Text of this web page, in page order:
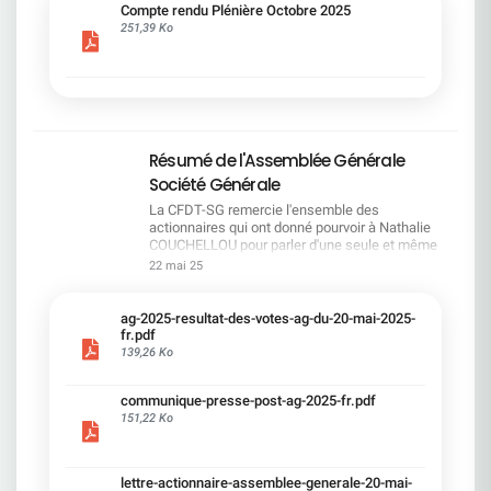
cadre du dialogue social.Bonne lecture !
Compte rendu Plénière Octobre 2025
251,39 Ko
Résumé de l'Assemblée Générale
Société Générale
La CFDT-SG remercie l'ensemble des
actionnaires qui ont donné pourvoir à Nathalie
COUCHELLOU pour parler d'une seule et même
voix.L'assemblée Générale s'est ouverte avec 4
souligné la forte amélioration en 2024 de tous les
facteurs financiers et le premier trimestre 2025
encourageant.Le Directeur Général, Slawomir
solide. Etre une banque simple et intégrée. Etre
une banque efficace. Etre une banque rentable. Le
22 mai 25
ag-2025-resultat-des-votes-ag-du-20-mai-2025-
fr.pdf
139,26 Ko
communique-presse-post-ag-2025-fr.pdf
151,22 Ko
lettre-actionnaire-assemblee-generale-20-mai-